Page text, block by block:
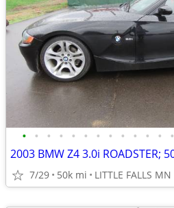
• • • • • • • • • • • • •
7/29 50k mi LITTLE FALLS MN